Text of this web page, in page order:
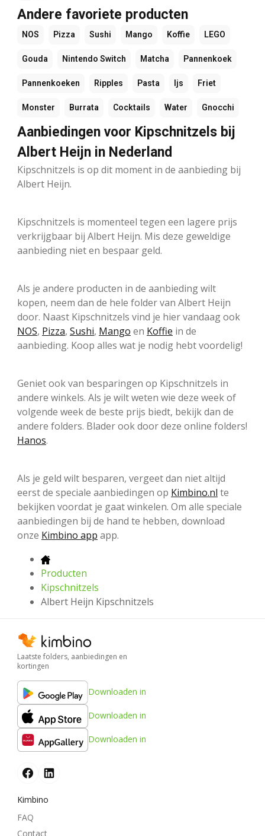
Andere favoriete producten
NOS Pizza Sushi Mango Koffie LEGO
Gouda Nintendo Switch Matcha Pannenkoek
Pannenkoeken Ripples Pasta Ijs Friet
Monster Burrata Cocktails Water Gnocchi
Aanbiedingen voor Kipschnitzels bij
Albert Heijn in Nederland
Kipschnitzels is op dit moment in de aanbieding bij
Albert Heijn.
Kipschnitzels is momenteel tegen een lagere prijs
verkrijgbaar bij Albert Heijn. Mis deze geweldige
aanbieding niet en bespaar geld.
Als je andere producten in de aanbieding wilt
kopen, neem dan de hele folder van Albert Heijn
door. Naast Kipschnitzels vind je hier vandaag ook
NOS, Pizza, Sushi, Mango en Koffie in de
aanbieding. Koop alles wat je nodig hebt voordelig!
Geniet ook van besparingen op Kipschnitzels in
andere winkels. Als je wilt weten wie deze week of
volgende week de beste prijs biedt, bekijk dan de
andere folders. Blader ook door deze online folders!
Hanos.
Als je geld wilt besparen, vergeet dan niet altijd
eerst de speciale aanbiedingen op Kimbino.nl te
bekijken voordat je gaat winkelen. Om alle speciale
aanbiedingen bij de hand te hebben, download
onze Kimbino app app.
Producten
Kipschnitzels
Albert Heijn Kipschnitzels
Laatste folders, aanbiedingen en
kortingen
Downloaden in
Downloaden in
Downloaden in
Kimbino
FAQ
Contact